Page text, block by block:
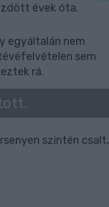
évek óta.
egyáltalán nem
sem
rá.
szintén csalt,